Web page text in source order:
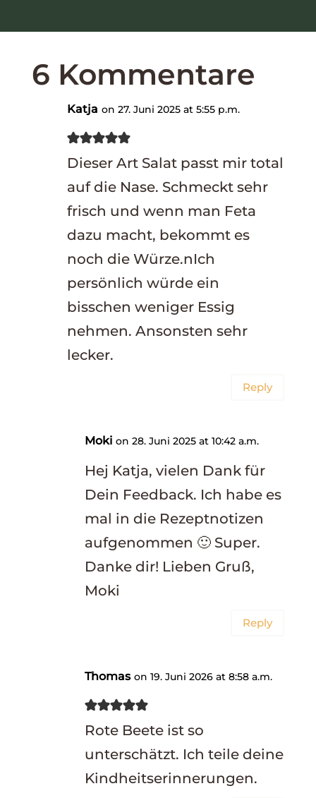
6 Kommentare
Katja on 27. Juni 2025 at 5:55 p.m.
Dieser Art Salat passt mir total
auf die Nase. Schmeckt sehr
frisch und wenn man Feta
dazu macht, bekommt es
noch die Würze.nIch
persönlich würde ein
bisschen weniger Essig
nehmen. Ansonsten sehr
lecker.
Reply
Moki on 28. Juni 2025 at 10:42 a.m.
Hej Katja, vielen Dank für
Dein Feedback. Ich habe es
mal in die Rezeptnotizen
aufgenommen 🙂 Super.
Danke dir! Lieben Gruß,
Moki
Reply
Thomas on 19. Juni 2026 at 8:58 a.m.
Rote Beete ist so
unterschätzt. Ich teile deine
Kindheitserinnerungen.